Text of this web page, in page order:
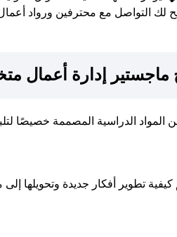
لك التواصل مع محترفين ورواد أعمال
ماجستير إدارة أعمال